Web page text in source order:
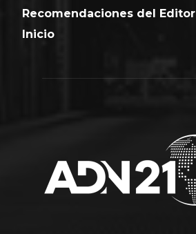
Recomendaciones del Editor
Inicio